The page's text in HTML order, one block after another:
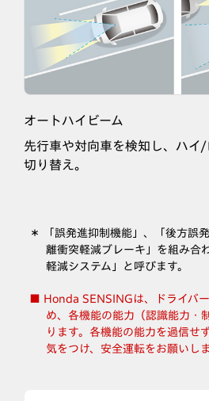
オートハイビーム
先行車や対向車を検知し、ハイ
切り替え。
「誤発進抑制機能」、「後方誤
離衝突軽減ブレーキ」を組み合
軽減システム」と呼びます。
Honda SENSINGは、ドライバ
め、各機能の能力（認識能力・
ります。各機能の能力を過信せ
気をつけ、安全運転をお願いしま